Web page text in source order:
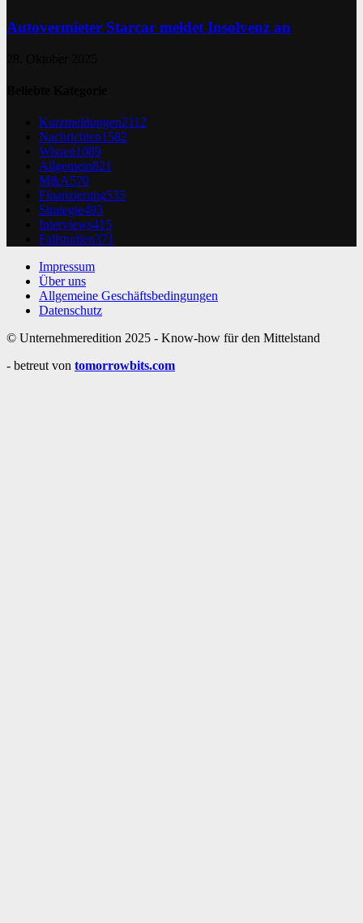
Autovermieter Starcar meldet Insolvenz an
Kurzmeldungen2112
Nachrichten1582
Wissen1089
Allgemein821
M&A570
Finanzierung535
Strategie493
Interviews415
Fallstudien371
Impressum
Über uns
Allgemeine Geschäftsbedingungen
Datenschutz
© Unternehmeredition 2025 - Know-how für den Mittelstand
- betreut von tomorrowbits.com